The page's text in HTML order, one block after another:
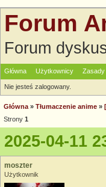
Forum
Forum
Główna Użytkownicy Zasady
Nie jesteś zalogowany.
Główna » Tłumaczenie anime »
Strony 1
2025-04-11
moszter
Użytkownik